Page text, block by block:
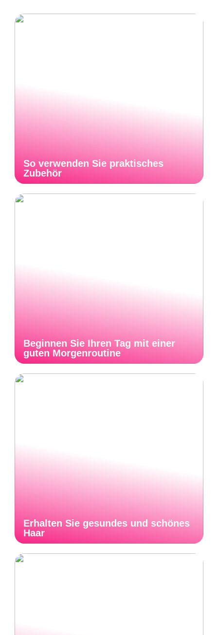
So verwenden Sie praktisches
Zubehör
Beginnen Sie Ihren Tag mit einer
guten Morgenroutine
Erhalten Sie gesundes und schönes
Haar